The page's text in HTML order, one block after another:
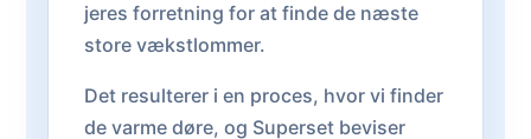
jeres forretning for at finde de næste
store vækstlommer.
Det resulterer i en proces, hvor vi finder
de varme døre, og Superset beviser